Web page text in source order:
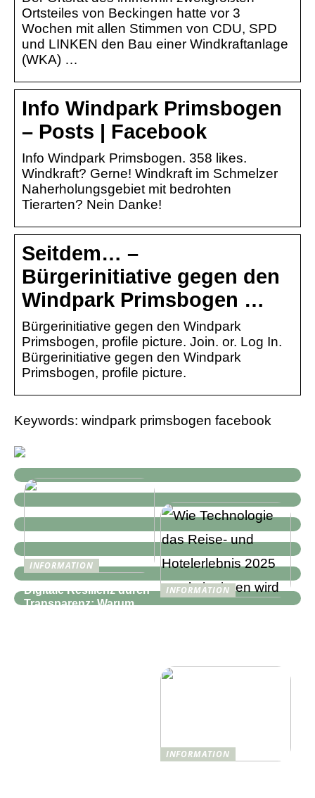
Ortsteiles von Beckingen hatte vor 3
Wochen mit allen Stimmen von CDU, SPD
und LINKEN den Bau einer Windkraftanlage
(WKA) …
Info Windpark Primsbogen
– Posts | Facebook
Info Windpark Primsbogen. 358 likes.
Windkraft? Gerne! Windkraft im Schmelzer
Naherholungsgebiet mit bedrohten
Tierarten? Nein Danke!
Seitdem… –
Bürgerinitiative gegen den
Windpark Primsbogen …
Bürgerinitiative gegen den Windpark
Primsbogen, profile picture. Join. or. Log In.
Bürgerinitiative gegen den Windpark
Primsbogen, profile picture.
Keywords: windpark primsbogen facebook
INFORMATION
Digitale Resilienz durch
Transparenz: Warum
INFORMATION
INFORMATION